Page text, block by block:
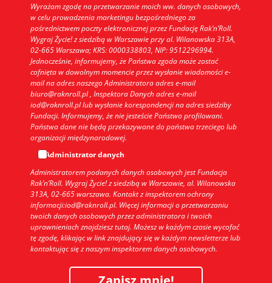
Wyrażam zgodę na przetwarzanie moich ww. danych osobowych,
w celu prowadzenia marketingu bezpośredniego za
pośrednictwem poczty elektronicznej przez Fundację Rak’n’Roll.
Wygraj Życie! z siedzibą w Warszawie przy al. Wilanowska 313A,
02-665 Warszawa; KRS: 0000338803, NIP: 9512296994.
Jednocześnie, informujemy, że Państwa zgoda może zostać
cofnięta w dowolnym momencie przez wysłanie wiadomości e-
mail na adres naszego Administratora adres e-mail
biuro@raknroll.pl , Inspektora Danych adres e-mail
iod@raknroll.pl lub wysłanie korespondencji na adres siedziby
Fundacji. Informujemy, że nie jesteście Państwo profilowani.
Państwa dane nie będą przekazywane do państwa trzeciego lub
organizacji międzynarodowej.
Administrator danych
Administratorem podanych danych osobowych jest Fundacja
Rak’n’Roll. Wygraj Życie! z siedzibą w Warszawie, al. Wilanowska
313A, 02-665 warszawa. Kontakt z inspektorem ochrony
informacji:iod@raknroll.pl. Więcej informacji o przetwarzaniu
twoich danych osobowych przez administratora i twoich
uprawnieniach znajdziesz tutaj. Możesz w każdym czasie wycofać
tę zgodę, klikając w link znajdujący się w każdym newsletterze lub
kontaktując się z naszym inspektorem danych osobowych.